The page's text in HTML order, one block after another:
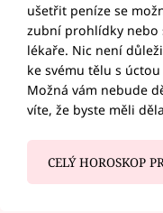
ušetřit peníze se
zubní prohlídky nebo
lékaře. Nic není
ke svému tělu s
Možná vám nebude
víte, že byste měli
CELÝ HOROSKOP